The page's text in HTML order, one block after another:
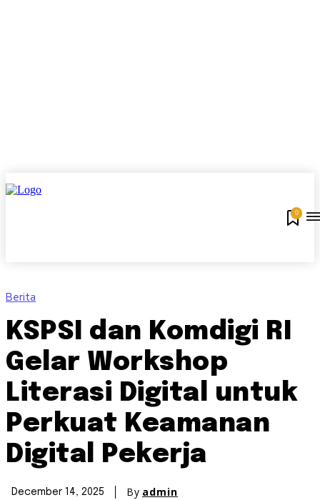
0
Berita
KSPSI dan Komdigi RI
Gelar Workshop
Literasi Digital untuk
Perkuat Keamanan
Digital Pekerja
December 14, 2025 By admin